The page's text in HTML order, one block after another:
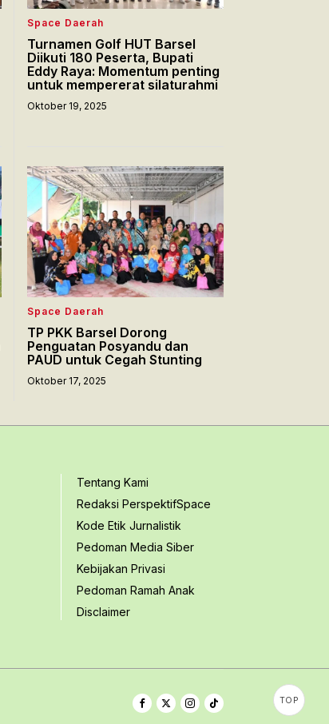
Space Daerah
Turnamen Golf HUT Barsel
Diikuti 180 Peserta, Bupati
Eddy Raya: Momentum penting
untuk mempererat silaturahmi
Oktober 19, 2025
Space Daerah
TP PKK Barsel Dorong
Penguatan Posyandu dan
PAUD untuk Cegah Stunting
Oktober 17, 2025
Tentang Kami
Redaksi PerspektifSpace
Kode Etik Jurnalistik
Pedoman Media Siber
Kebijakan Privasi
Pedoman Ramah Anak
Disclaimer
TOP